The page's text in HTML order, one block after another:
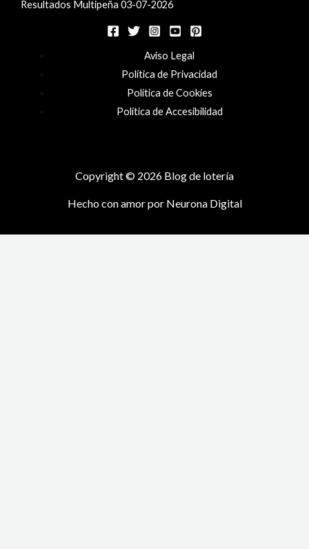
Resultados Multipeña 03-07-2026
Aviso Legal
Política de Privacidad
Política de Cookies
Política de Accesibilidad
Copyright © 2026 Blog de lotería
Hecho con amor por Neurona Digital